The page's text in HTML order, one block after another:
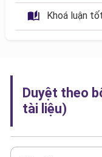
Khoá luận
Duyệt theo
tài liệu)